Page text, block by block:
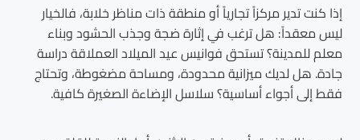
إذا كنت تدير مركزاً تجارياً أو منطقة ذات مناظر خلابة، فالخيار
ليس معقداً: هل ترغب في إثارة ضجة وجذب الحشود وبناء
معلم للمدينة؟ تستحق فوانيس عيد الميلاد العملاقة دراسة
جادة. هل لديك ميزانية محدودة، ومساحة مضغوطة، وتحتاج
فقط إلى أجواء أساسية؟ سلاسل الإضاءة الصغيرة كافية.